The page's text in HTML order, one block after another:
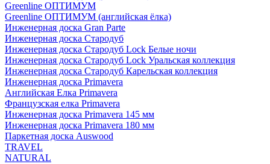
Greenline ОПТИМУМ
Greenline ОПТИМУМ (английская ёлка)
Инженерная доска Gran Parte
Инженерная доска Стародуб
Инженерная доска Стародуб Lock Белые ночи
Инженерная доска Стародуб Lock Уральская коллекция
Инженерная доска Стародуб Карельская коллекция
Инженерная доска Primavera
Английская Елка Primavera
Французская елка Primavera
Инженерная доска Primavera 145 мм
Инженерная доска Primavera 180 мм
Паркетная доска Auswood
TRAVEL
NATURAL